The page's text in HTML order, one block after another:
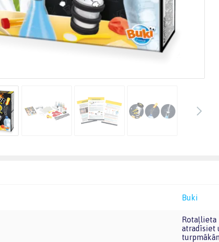
Buki
Rotaļlieta ir sertificēta un atbilst Eiropas Savienības rotaļlietu prasībām. CE marķējumu
atradīsiet